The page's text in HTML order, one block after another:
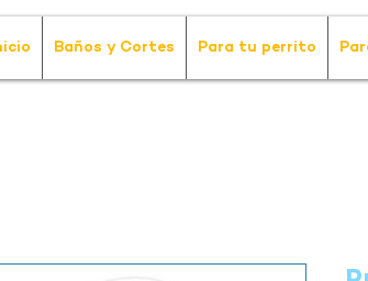
Baños y Cortes Para tu perrito